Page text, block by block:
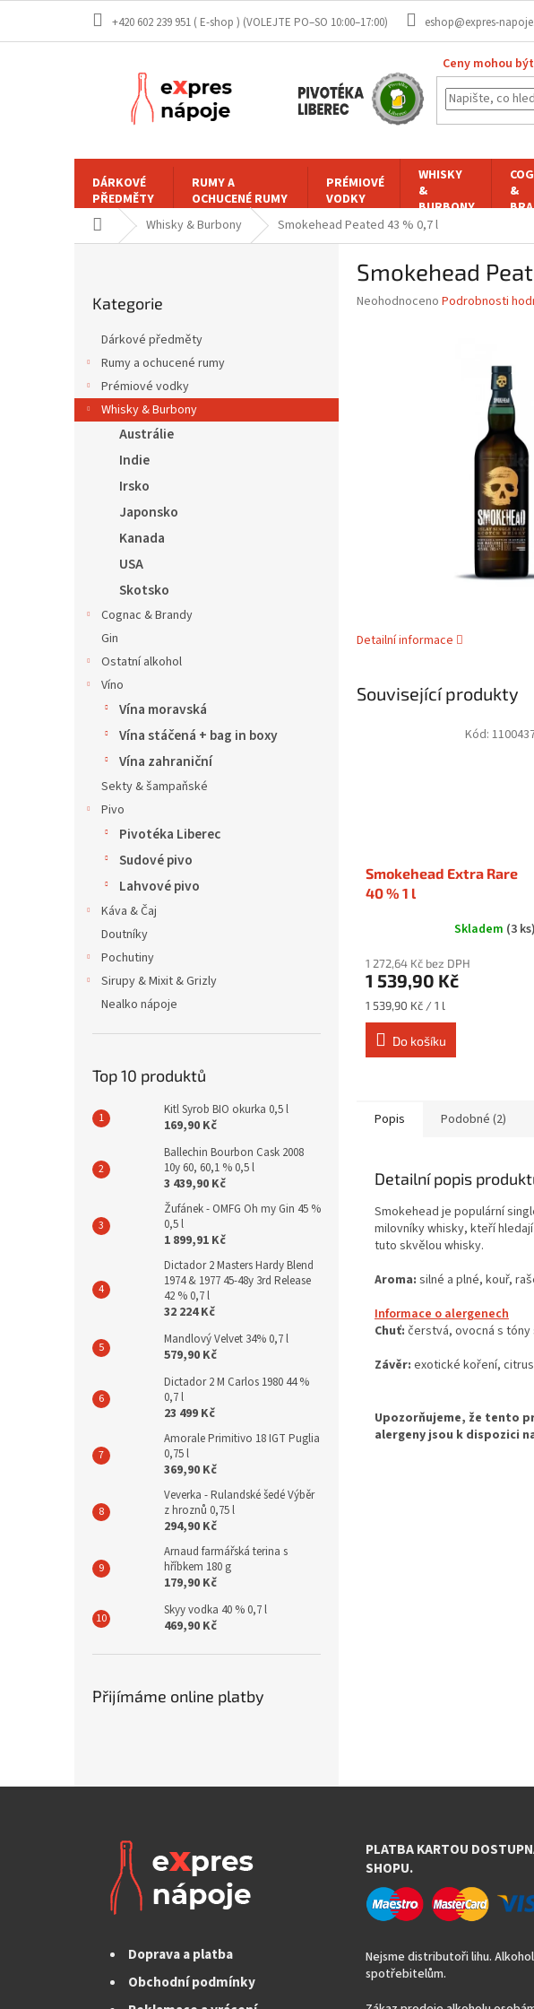
obsah
+420 602 239 951 ( E-shop ) eshop@expres-
Ceny mohou
DÁRKOVÉ
PŘEDMĚTY
RUMY A
OCHUCENÉ RUMY
PRÉMIOVÉ
VODKY
WHISKY
&
BURBONY
&
Domů Whisky & Burbony Smokehead Peated 43 % 0,7 l
kategorie
Kategorie
Dárkové předměty
Rumy a ochucené rumy
Prémiové vodky
Whisky & Burbony
Austrálie
Indie
Irsko
Japonsko
Kanada
USA
Skotsko
Cognac & Brandy
Gin
Ostatní alkohol
Víno
Vína moravská
Vína stáčená + bag in boxy
Vína zahraniční
Sekty & šampaňské
Pivo
Pivotéka Liberec
Sudové pivo
Lahvové pivo
Káva & Čaj
Doutníky
Pochutiny
Sirupy & Mixit & Grizly
Nealko nápoje
Top 10 produktů
Kitl Syrob BIO okurka 0,5 l
169,90 Kč
Ballechin Bourbon Cask 2008
10y 60, 60,1 % 0,5 l
3 439,90 Kč
Žufánek - OMFG Oh my Gin 45 %
0,5 l
1 899,91 Kč
Dictador 2 Masters Hardy Blend
1974 & 1977 45-48y 3rd Release
42 % 0,7 l
32 224 Kč
Mandlový Velvet 34% 0,7 l
579,90 Kč
Dictador 2 M Carlos 1980 44 %
0,7 l
23 499 Kč
Amorale Primitivo 18 IGT Puglia
0,75 l
369,90 Kč
Veverka - Rulandské šedé Výběr
z hroznů 0,75 l
294,90 Kč
Arnaud farmářská terina s
hříbkem 180 g
179,90 Kč
Skyy vodka 40 % 0,7 l
469,90 Kč
Přijímáme online platby
Smokehead
Průměrné
Neohodnoceno Podrobnosti
Detailní informace
Související produkty
Smokehead Extra Rare
40 % 1 l
Skladem (3 ks)
1 272,64 Kč bez DPH
1 539,90 Kč
Měrná
cena:
1 539,90 Kč / 1 l
Do košíku
Kód:
Popis Podobné (2)
Detailní popis
Smokehead je populární
milovníky whisky, kteří
tuto skvělou whisky.
Aroma: silné a plné, kouř,
Informace o alergenech
Chuť: čerstvá, ovocná s
Závěr: exotické koření,
Doprava a platba
Obchodní podmínky
PLATBA KARTOU
SHOPU.
Nejsme distributoři lihu.
spotřebitelům.